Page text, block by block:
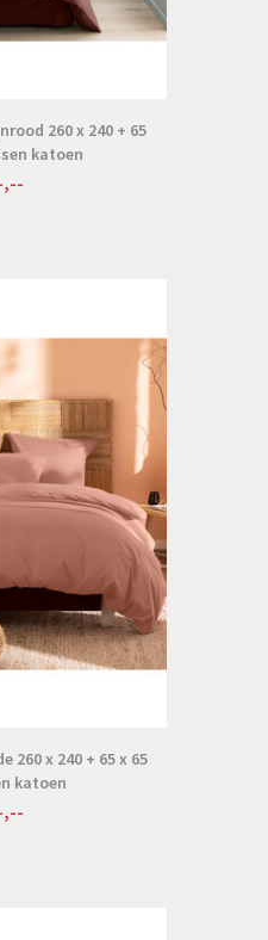
260 x 240 + 65
katoen
260 x 240 + 65 x 65
katoen